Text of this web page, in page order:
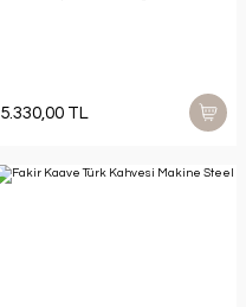
5.330,00 TL